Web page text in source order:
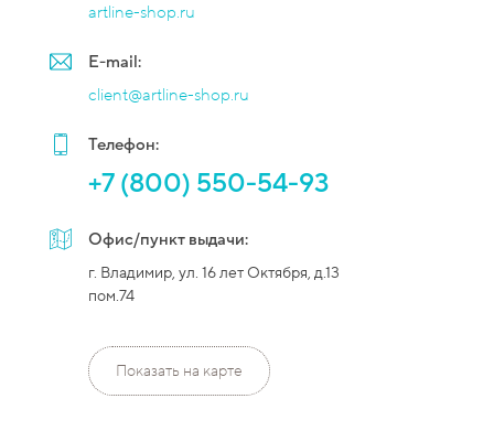
artline-shop.ru
E-mail:
client@artline-shop.ru
Телефон:
+7 (800) 550-54-93
Офис/пункт выдачи:
г. Владимир, ул. 16 лет Октября, д.13
пом.74
Показать на карте